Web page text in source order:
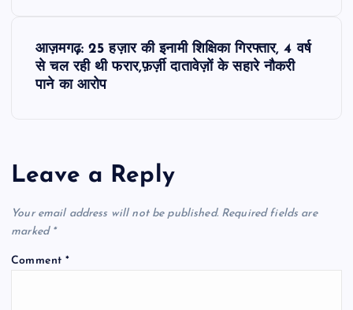
v
i
g
आज़मगढ़: 25 हज़ार की इनामी शिक्षिका गिरफ्तार, 4 वर्ष
से चल रही थी फरार,फ़र्ज़ी दातावेज़ों के सहारे नौकरी
पाने का आरोप
Leave a Reply
Your email address will not be published. Required fields are
marked *
Comment*